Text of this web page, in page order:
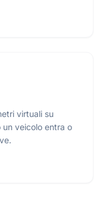
virtuali su
veicolo entra o